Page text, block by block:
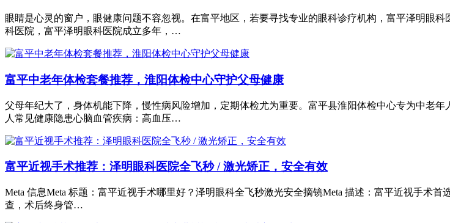
眼睛是心灵的窗户，眼健康问题不容忽视。在富平地区，若要寻找专业的眼科诊疗机构，富平泽明眼
科医院，富平泽明眼科医院成立多年，…
富平中老年体检套餐推荐，淮阳体检中心守护父母健康
父母年纪大了，身体机能下降，慢性病风险增加，定期体检尤为重要。富平县淮阳体检中心专为中老
人常见健康隐患心脑血管疾病：高血压…
富平近视手术推荐：泽明眼科医院全飞秒 / 激光矫正，安全有效
Meta 信息Meta 标题：富平近视手术哪里好？泽明眼科全飞秒激光安全摘镜Meta 描述：富平近视手术
查，术后终身管…